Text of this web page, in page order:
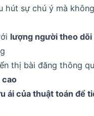
hút sự chú ý mà
lượng người theo dõi
thị bài đăng thông
cao
ái của thuật toán để